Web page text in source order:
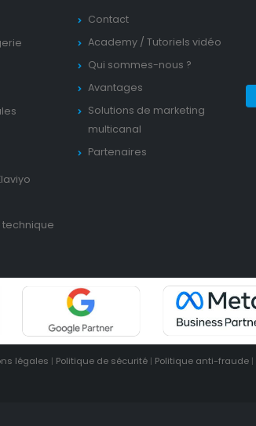
Contact
Academy /Tutoriels vidéo
Qui sommes-nous ?
Avantages
Solutions de marketing
multicanal
Partenaires
légales | Politique de sécurité| Politique anti-fraude|